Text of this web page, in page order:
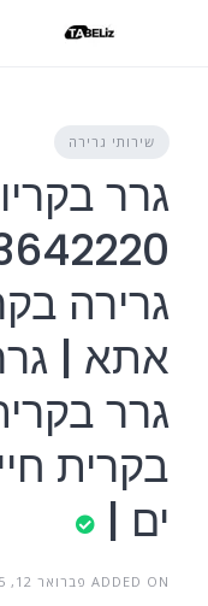
שירותי גרירה
גרר
גרירה
אתא |
גרר
בקרית
ים |
ADDED ON פברואר 12, 2025